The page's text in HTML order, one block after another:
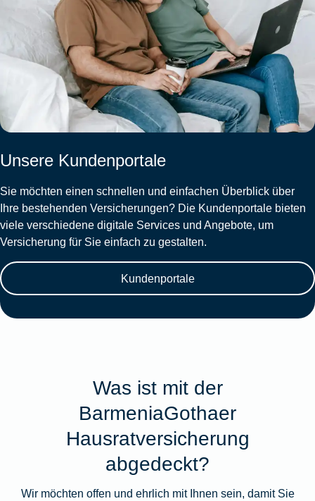
Unsere Kundenportale
Sie möchten einen schnellen und einfachen Überblick über
Ihre bestehenden Versicherungen? Die Kundenportale bieten
viele verschiedene digitale Services und Angebote, um
Versicherung für Sie einfach zu gestalten.
Kundenportale
Was ist mit der
BarmeniaGothaer
Hausratversicherung
abgedeckt?
Wir möchten offen und ehrlich mit Ihnen sein, damit Sie